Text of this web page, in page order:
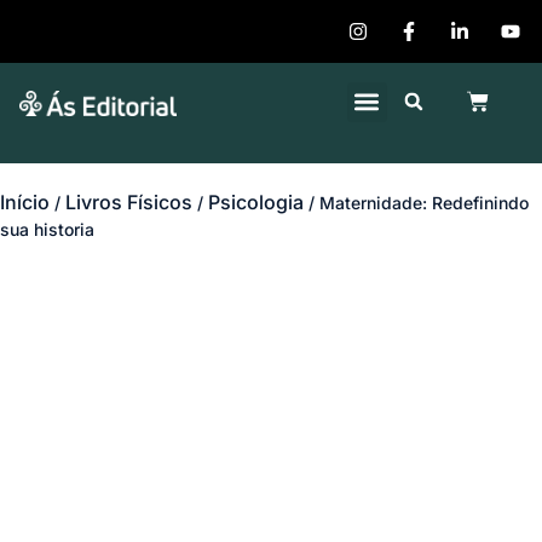
Início / Livros Físicos / Psicologia / Maternidade: Redefinindo
sua historia